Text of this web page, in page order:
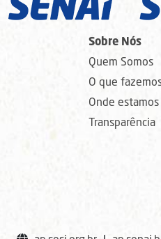
Sobre Nós
Quem Somos
O que
Onde estamos
Transparência